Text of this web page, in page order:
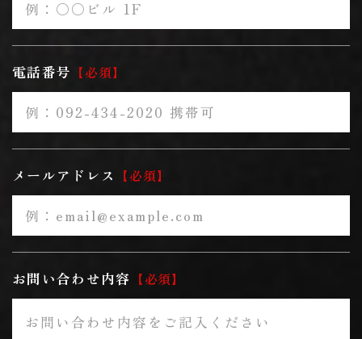
電話番号 必須
メールアドレス 必須
お問い合わせ内容 必須